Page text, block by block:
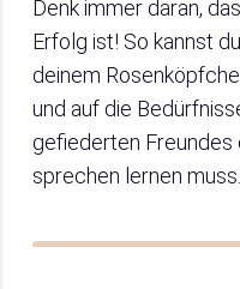
Denk immer daran,
Erfolg ist! So kannst
deinem
und auf die
gefiederten Freundes
sprechen lernen muss.